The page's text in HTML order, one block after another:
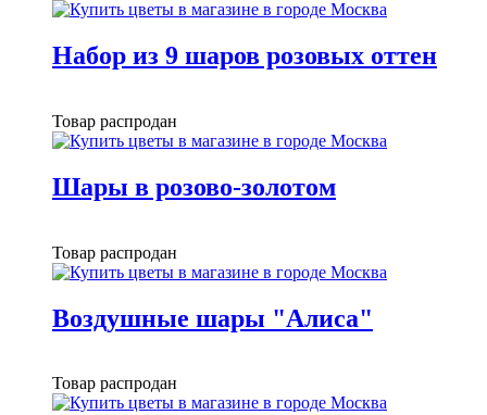
Набор из 9 шаров розовых оттен
Товар распродан
Шары в розово-золотом
Товар распродан
Воздушные шары "Алиса"
Товар распродан